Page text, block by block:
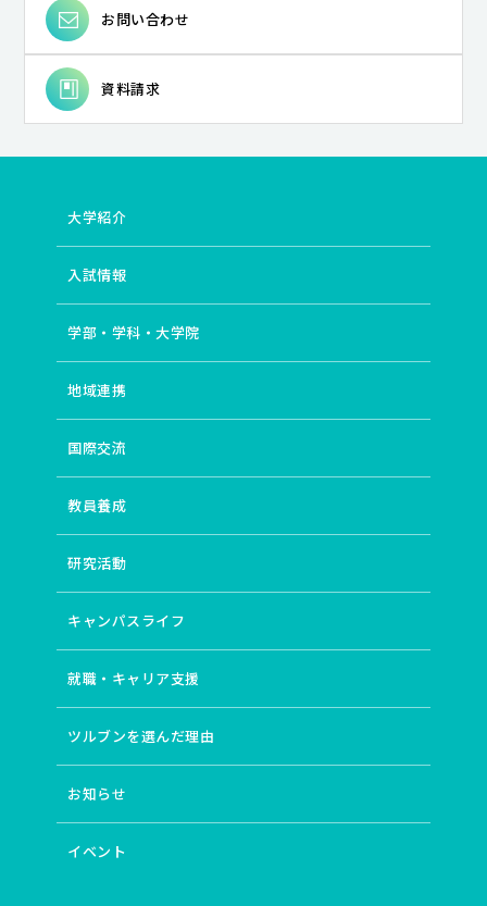
お問い合わせ
資料請求
大学紹介
入試情報
学部・学科・大学院
地域連携
国際交流
教員養成
研究活動
キャンパスライフ
就職・キャリア支援
ツルブンを選んだ理由
お知らせ
イベント